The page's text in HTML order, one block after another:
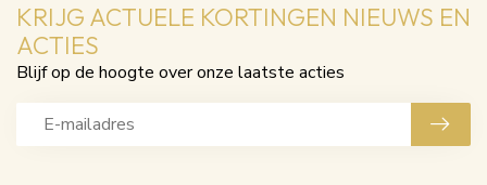
KRIJG ACTUELE KORTINGEN NIEUWS EN
ACTIES
Blijf op de hoogte over onze laatste acties